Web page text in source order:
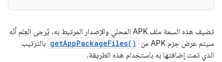
تضيف هذه السمة ملف APK المحلي والإصدار المرتبط به. يُرجى العِلم أنّه
سيتم عرض حِزم APK من
getAppPackageFiles() بالترتيب
الذي تمت إضافتها به باستخدام هذه الطريقة.